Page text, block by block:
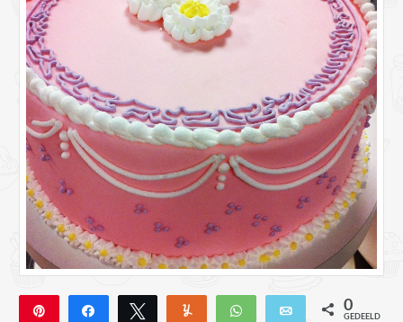
Deel Tweet Yum WhatsApp E-mail 0
GEDEELD